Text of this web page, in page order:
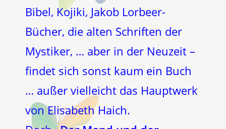
Bibel, Kojiki, Jakob Lorbeer-
Bücher, die alten Schriften der
Mystiker, … aber in der Neuzeit –
findet sich sonst kaum ein Buch
… außer vielleicht das Hauptwerk
von Elisabeth Haich.